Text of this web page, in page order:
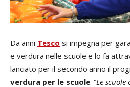
Da anni Tesco si impegna per
e verdura nelle scuole e lo fa
lanciato per il secondo anno il
verdura per le scuole. “Le